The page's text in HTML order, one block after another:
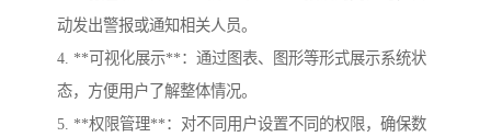
动发出警报或通知相关人员。
4. **可视化展示**：通过图表、图形等形式展示系统状
态，方便用户了解整体情况。
5. **权限管理**：对不同用户设置不同的权限，确保数